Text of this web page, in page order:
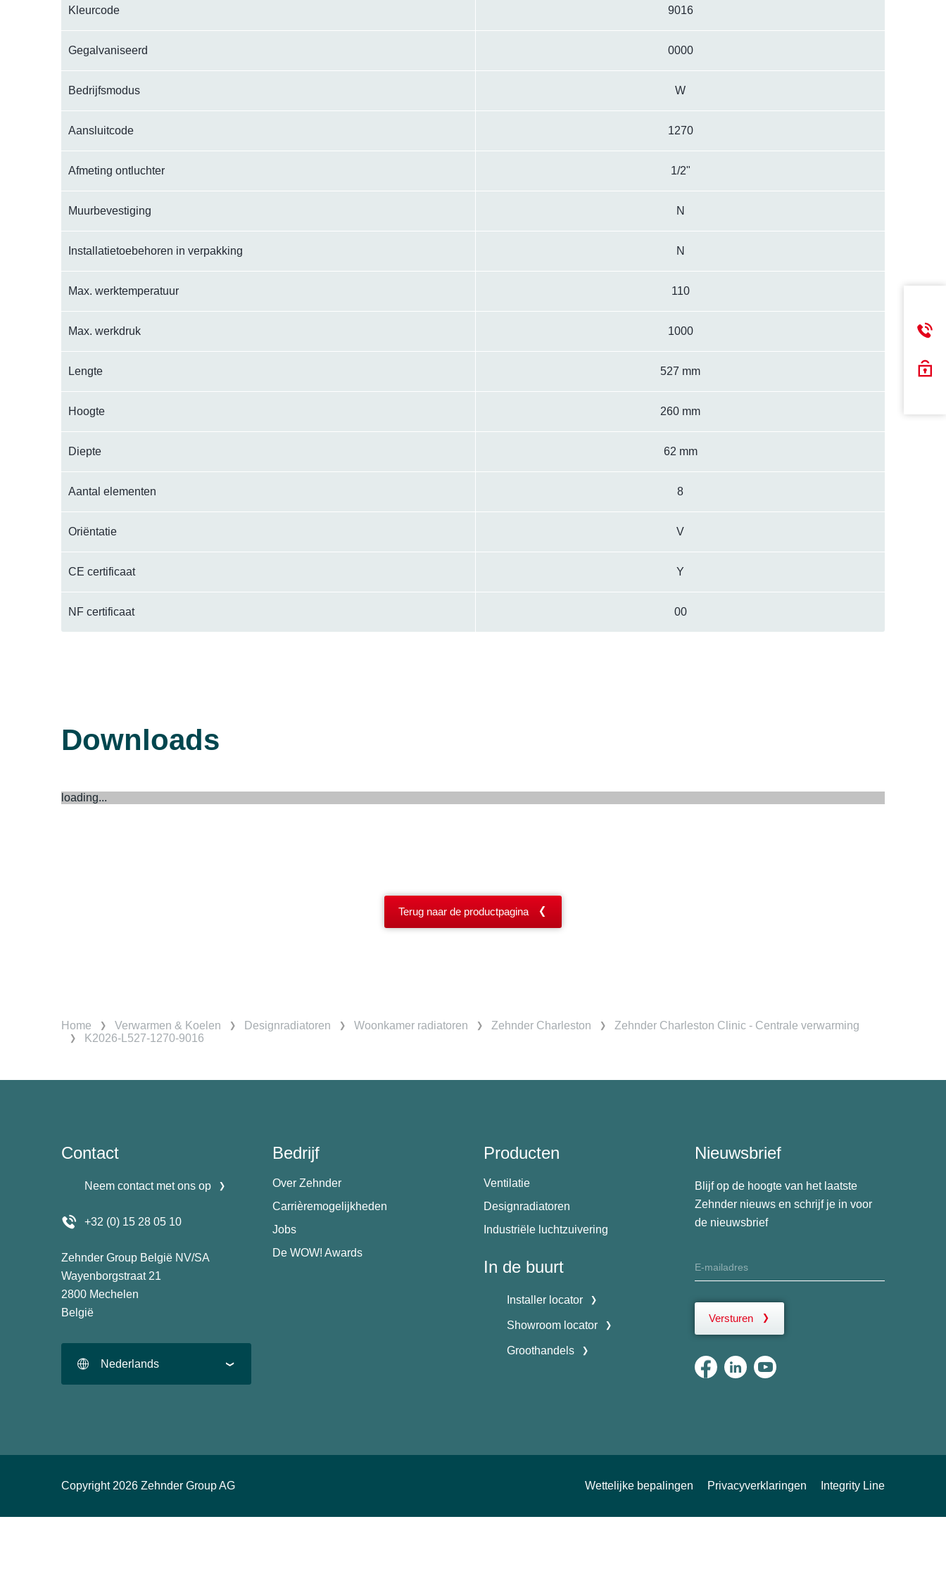
Kleurcode 9016
Gegalvaniseerd 0000
Bedrijfsmodus W
Aansluitcode 1270
Afmeting ontluchter 1/2"
Muurbevestiging N
Installatietoebehoren in verpakking N
Max. werktemperatuur 110
Max. werkdruk 1000
Lengte 527 mm
Hoogte 260 mm
Diepte 62 mm
Aantal elementen 8
Oriëntatie V
CE certificaat Y
NF certificaat 00
Downloads
loading...
Terug naar de productpagina
Home Verwarmen & Koelen Designradiatoren Woonkamer radiatoren Zehnder Charleston
Zehnder Charleston Clinic - Centrale verwarming
K2026-L527-1270-9016
Contact
Neem contact met ons op
+32 (0) 15 28 05 10
Zehnder Group België NV/SA
Wayenborgstraat 21
2800 Mechelen
België
Nederlands
Bedrijf
Over Zehnder
Carrièremogelijkheden
Jobs
De WOW! Awards
Producten
Ventilatie
Designradiatoren
Industriële luchtzuivering
In de buurt
Installer locator
Showroom locator
Groothandels
Nieuwsbrief
Blijf op de hoogte van het laatste
Zehnder nieuws en schrijf je in voor
de nieuwsbrief
Versturen
Copyright 2026 Zehnder Group AG Wettelijke bepalingen Privacyverklaringen Integrity Line